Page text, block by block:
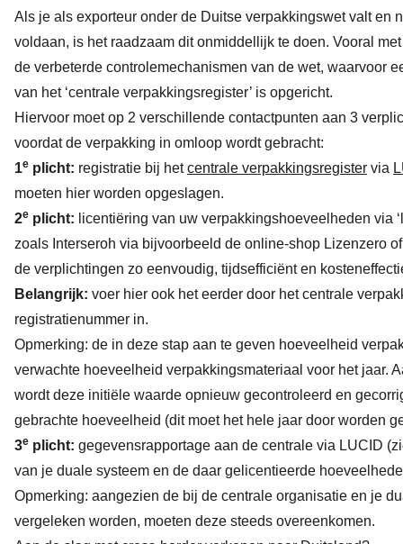
Als je als exporteur onder de Duitse verpakkingswet valt en
voldaan, is het raadzaam dit onmiddellijk te doen. Vooral
de verbeterde controlemechanismen van de wet, waarvoor
van het ‘centrale verpakkingsregister’ is opgericht.
Hiervoor moet op 2 verschillende contactpunten aan 3
voordat de verpakking in omloop wordt gebracht:
1e plicht: registratie bij hetcentrale verpakkingsregister via
moeten hier worden opgeslagen.
2e plicht: licentiëring van uw verpakkingshoeveelheden via
zoals Interseroh via bijvoorbeeld de online-shop Lizenzero
de verplichtingen zo eenvoudig, tijdsefficiënt en
Belangrijk: voer hier ook het eerder door het centrale
registratienummer in.
Opmerking: de in deze stap aan te geven hoeveelheid
verwachte hoeveelheid verpakkingsmateriaal voor het jaar.
wordt deze initiële waarde opnieuw gecontroleerd en
gebrachte hoeveelheid (dit moet het hele jaar door worden
3e plicht: gegevensrapportage aan de centrale via LUCID
van je duale systeem en de daar gelicentieerde
Opmerking: aangezien de bij de centrale organisatie en je
vergeleken worden, moeten deze steeds overeenkomen.